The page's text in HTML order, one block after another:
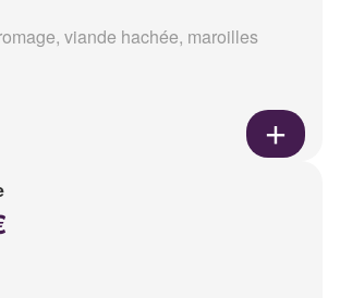
viande hachée, maroilles